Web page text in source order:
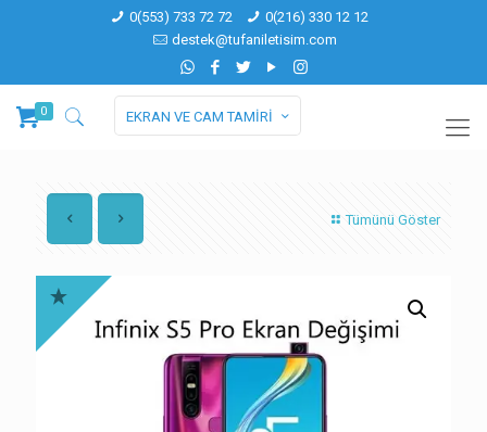
0(553) 733 72 72
0(216) 330 12 12
destek@tufaniletisim.com
0 EKRAN VE CAM TAMİRİ
Tümünü Göster